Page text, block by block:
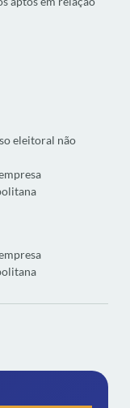
eleitoral não